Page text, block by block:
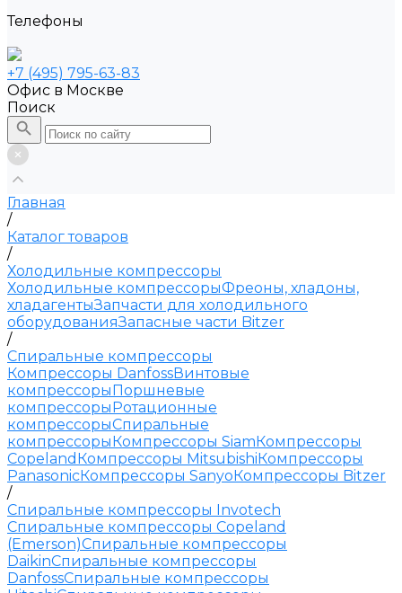
Телефоны
+7 (495) 795-63-83
Офис в Москве
Поиск
Главная
/
Каталог товаров
/
Холодильные компрессоры
Холодильные компрессорыФреоны, хладоны,
хладагентыЗапчасти для холодильного
оборудованияЗапасные части Bitzer
/
Спиральные компрессоры
Компрессоры DanfossВинтовые
компрессорыПоршневые
компрессорыРотационные
компрессорыСпиральные
компрессорыКомпрессоры SiamКомпрессоры
Copeland Компрессоры MitsubishiКомпрессоры
PanasonicКомпрессоры SanyoКомпрессоры Bitzer
/
Спиральные компрессоры Invotech
Спиральные компрессоры Copeland
(Emerson)Спиральные компрессоры
DaikinСпиральные компрессоры
DanfossСпиральные компрессоры